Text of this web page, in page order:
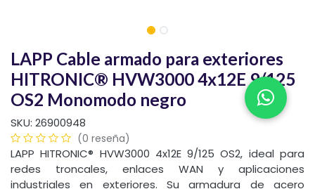
LAPP Cable armado para exteriores
HITRONIC® HVW3000 4x12E 9/125
OS2 Monomodo negro
SKU: 26900948
(0 reseña)
LAPP HITRONIC® HVW3000 4x12E 9/125 OS2, ideal para
redes troncales, enlaces WAN y aplicaciones
industriales en exteriores. Su armadura de acero